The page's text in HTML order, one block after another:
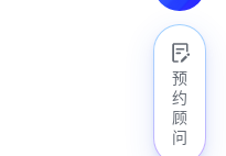
预
约
顾
问